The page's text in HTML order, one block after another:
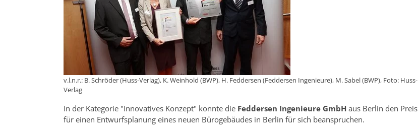
v.l.n.r.: B. Schröder (Huss-Verlag), K. Weinhold (BWP), H. Feddersen (Feddersen Ingenieure), M. Sabel (BWP), Foto: Huss-
Verlag
In der Kategorie "Innovatives Konzept" konnte die Feddersen Ingenieure GmbH aus Berlin den Preis
für einen Entwurfsplanung eines neuen Bürogebäudes in Berlin für sich beanspruchen.